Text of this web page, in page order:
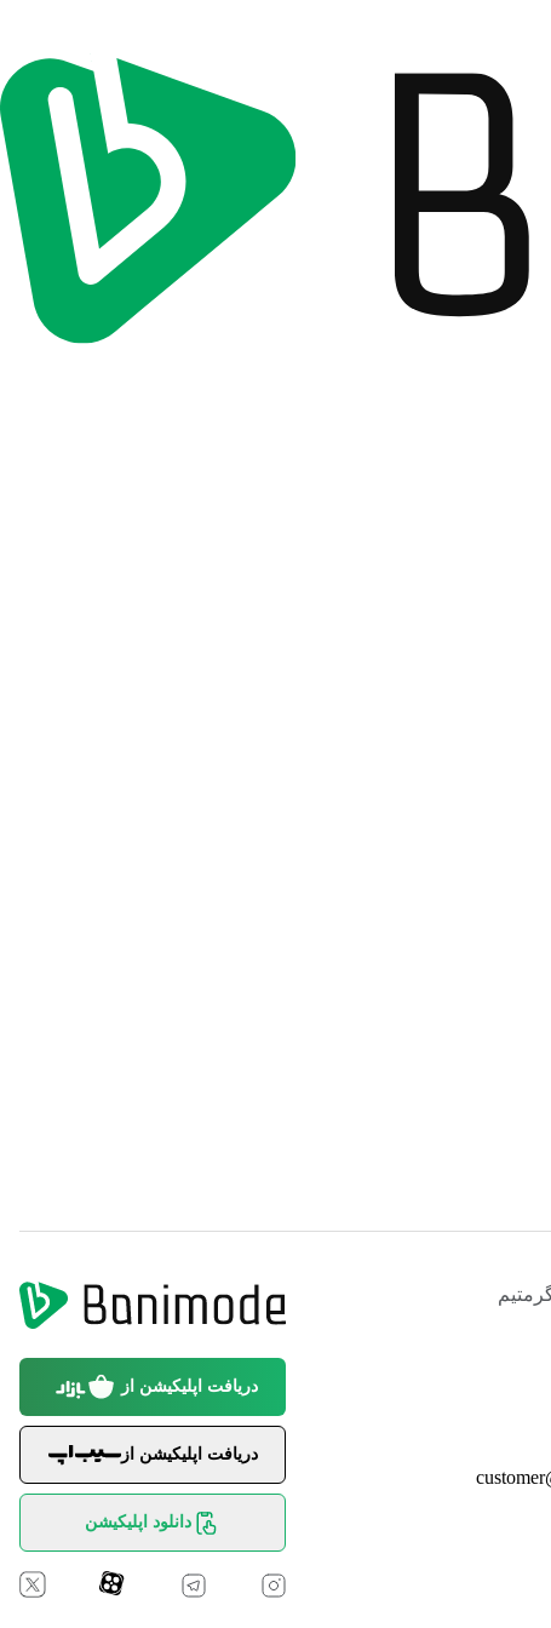
دریافت اپلیکیشن از
دریافت اپلیکیشن از
دانلود اپلیکیشن